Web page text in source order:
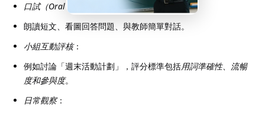
口試（Oral Exam）
朗讀短文、看圖回答問題、與教師簡單對話。
小組互動評核：
例如討論「週末活動計劃」，評分標準包括用詞準確性、流暢
度和參與度。
日常觀察：